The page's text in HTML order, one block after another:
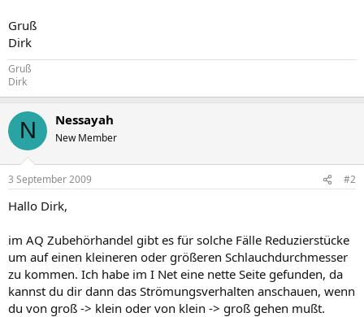
Gruß
Dirk
Gruß
Dirk
N Nessayah
New Member
3 September 2009 #2
Hallo Dirk,
im AQ Zubehörhandel gibt es für solche Fälle Reduzierstücke
um auf einen kleineren oder größeren Schlauchdurchmesser
zu kommen. Ich habe im I Net eine nette Seite gefunden, da
kannst du dir dann das Strömungsverhalten anschauen, wenn
du von groß -> klein oder von klein -> groß gehen mußt.